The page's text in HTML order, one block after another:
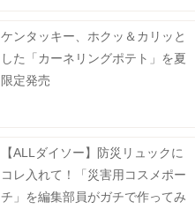
ケンタッキー、ホクッ＆カリッと
した「カーネリングポテト」を夏
限定発売
【ALLダイソー】防災リュックに
コレ入れて！「災害用コスメポー
チ」を編集部員がガチで作ってみ